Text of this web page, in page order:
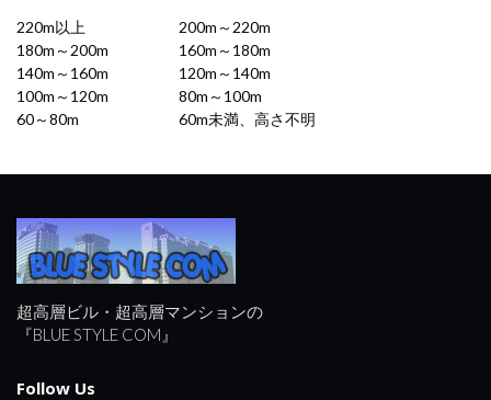
220m以上
200m～220m
180m～200m
160m～180m
140m～160m
120m～140m
100m～120m
80m～100m
60～80m
60m未満、高さ不明
超高層ビル・超高層マンションの
『BLUE STYLE COM』
Follow Us